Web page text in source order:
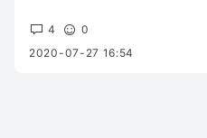
4
0
2020-07-27 16:54